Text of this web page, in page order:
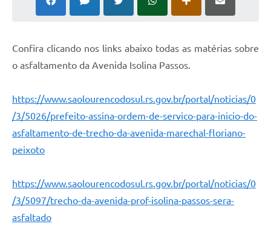
Confira clicando nos links abaixo todas as matérias sobre
o asfaltamento da Avenida Isolina Passos.
https://www.saolourencodosul.rs.gov.br/portal/noticias/0
/3/5026/prefeito-assina-ordem-de-servico-para-inicio-do-
asfaltamento-de-trecho-da-avenida-marechal-floriano-
peixoto
https://www.saolourencodosul.rs.gov.br/portal/noticias/0
/3/5097/trecho-da-avenida-prof-isolina-passos-sera-
asfaltado